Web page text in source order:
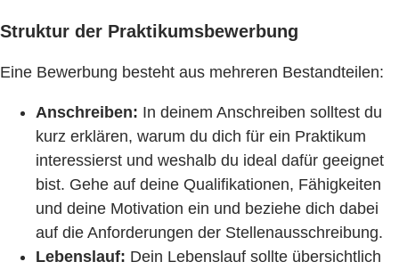
Struktur der Praktikumsbewerbung
Eine Bewerbung besteht aus mehreren Bestandteilen:
Anschreiben: In deinem Anschreiben solltest du
kurz erklären, warum du dich für ein Praktikum
interessierst und weshalb du ideal dafür geeignet
bist. Gehe auf deine Qualifikationen, Fähigkeiten
und deine Motivation ein und beziehe dich dabei
auf die Anforderungen der Stellenausschreibung.
Lebenslauf: Dein Lebenslauf sollte übersichtlich